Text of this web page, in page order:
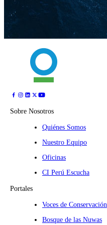
Sobre Nosotros
Quiénes Somos
Nuestro Equipo
Oficinas
CI Perú Escucha
Portales
Voces de Conservación
Bosque de las Nuwas